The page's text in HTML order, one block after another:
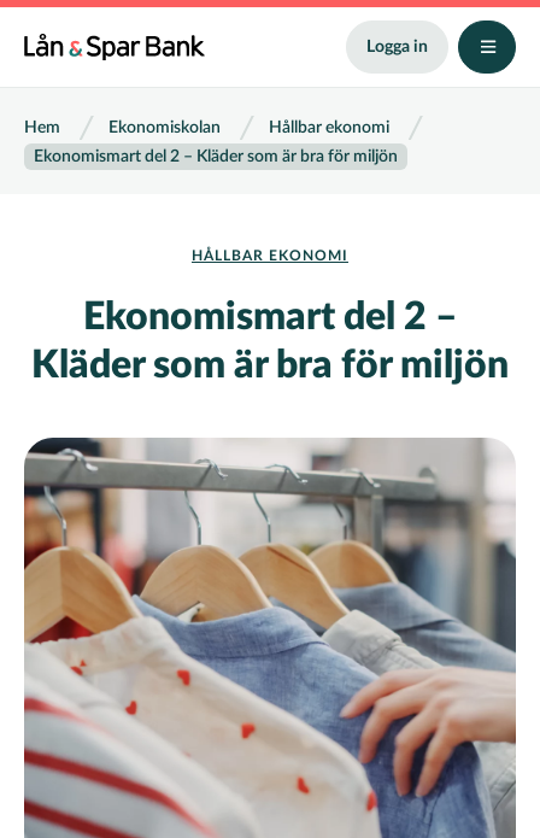
Hoppa
Logga in
Länkstig
Hem Ekonomiskolan
Hållbar ekonomi
Ekonomismart del 2 – Kläder som är bra för miljön
HÅLLBAR EKONOMI
Ekonomismart del 2 –
Kläder som är bra för miljön